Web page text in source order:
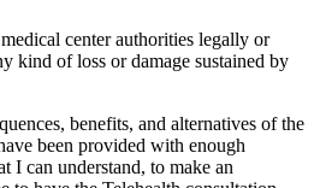
center authorities legally or
kind of loss or damage sustained by
benefits, and alternatives of the
been provided with enough
I can understand, to make an